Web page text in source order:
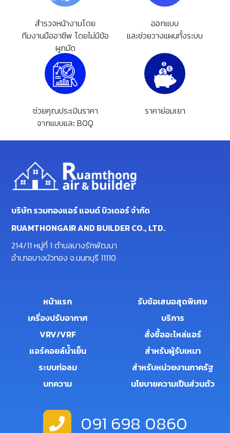
สำรวจหน้างานโดย
ทีมงานมืออาชีพ โดยไม่มีข้อ
ผูกมัด
ออกแบบ
และช่วยวางแผนทั้งระบบ
ช่วยคุณประเมินราคา
จากแบบและ BOQ
ราคาย่อมเยา
บริษัท รวมทองแอร์ แอนด์ บิวเดอร์ จำกัด
RUAMTHONGAIR AND BUILDER CO., LTD.
214/11 หมู่ที่ 1 ตำบลบางรักพัฒนา
อำเภอบางบัวทอง จ.นนทบุรี 11110
หน้าแรก
เครื่องปรับอากาศ
VRV/VRF
แอร์คอยล์น้ำเย็น
ระบบท่อลม
บทความ
รับข้อเสนอสุดพิเศษ
บริการ
สั่งซื้ออะไหล่แอร์
สำหรับผู้รับเหมา
สำหรับหน่วยงานภาครัฐ
นโยบายความเป็นส่วนตัว
091 698 0860